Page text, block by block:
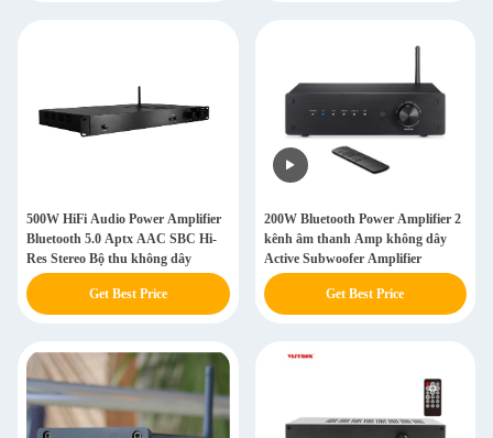
500W HiFi Audio Power Amplifier
Bluetooth 5.0 Aptx AAC SBC Hi-
Res Stereo Bộ thu không dây
Get Best Price
200W Bluetooth Power Amplifier 2
kênh âm thanh Amp không dây
Active Subwoofer Amplifier
Get Best Price